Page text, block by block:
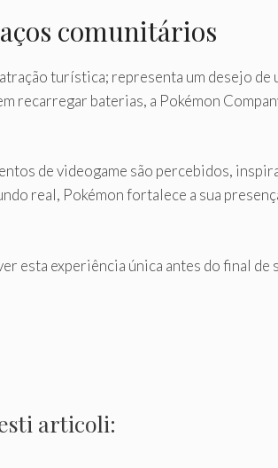
comunitários
turística; representa um desejo
recarregar baterias, a Pokémon
de videogame são percebidos,
real, Pokémon fortalece a sua
esta experiência única antes do final
articoli: